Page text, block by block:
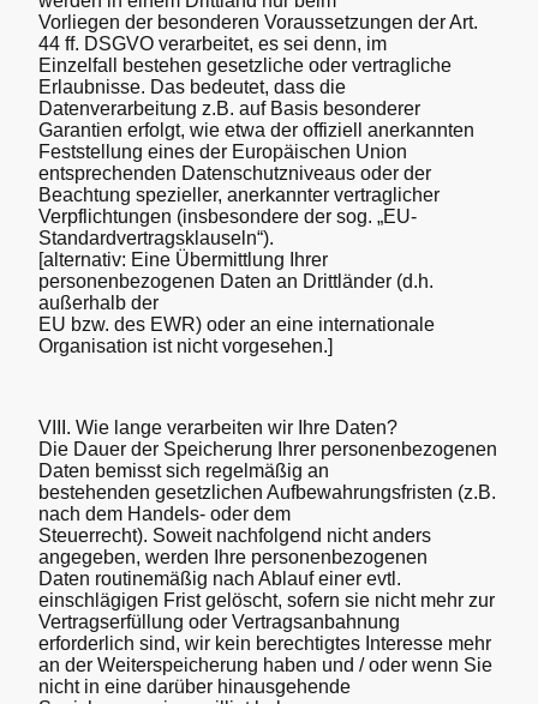
Vorliegen der besonderen Voraussetzungen der Art.
44 ff. DSGVO verarbeitet, es sei denn, im
Einzelfall bestehen gesetzliche oder vertragliche
Erlaubnisse. Das bedeutet, dass die
Datenverarbeitung z.B. auf Basis besonderer
Garantien erfolgt, wie etwa der offiziell anerkannten
Feststellung eines der Europäischen Union
entsprechenden Datenschutzniveaus oder der
Beachtung spezieller, anerkannter vertraglicher
Verpflichtungen (insbesondere der sog. „EU-
Standardvertragsklauseln“).
[alternativ: Eine Übermittlung Ihrer
personenbezogenen Daten an Drittländer (d.h.
außerhalb der
EU bzw. des EWR) oder an eine internationale
Organisation ist nicht vorgesehen.]
VIII. Wie lange verarbeiten wir Ihre Daten?
Die Dauer der Speicherung Ihrer personenbezogenen
Daten bemisst sich regelmäßig an
bestehenden gesetzlichen Aufbewahrungsfristen (z.B.
nach dem Handels‐ oder dem
Steuerrecht). Soweit nachfolgend nicht anders
angegeben, werden Ihre personenbezogenen
Daten routinemäßig nach Ablauf einer evtl.
einschlägigen Frist gelöscht, sofern sie nicht mehr zur
Vertragserfüllung oder Vertragsanbahnung
erforderlich sind, wir kein berechtigtes Interesse mehr
an der Weiterspeicherung haben und / oder wenn Sie
nicht in eine darüber hinausgehende